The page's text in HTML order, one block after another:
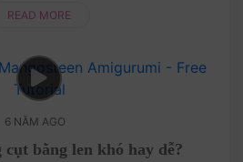
READ MORE
6 NĂM AGO
bằng len khó hay dễ?